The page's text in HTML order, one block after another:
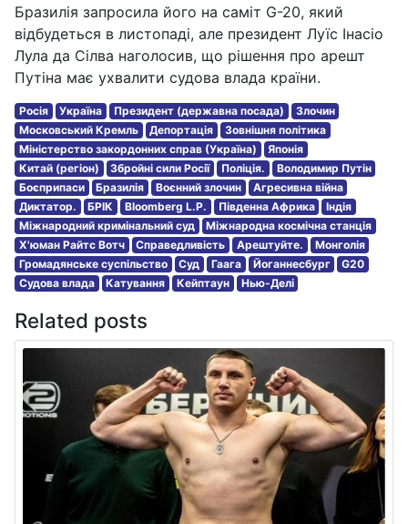
Бразилія запросила його на саміт G-20, який
відбудеться в листопаді, але президент Луїс Інасіо
Лула да Сілва наголосив, що рішення про арешт
Путіна має ухвалити судова влада країни.
Росія Україна Президент (державна посада)
Злочин
Московський Кремль
Депортація
Зовнішня політика
Міністерство закордонних справ (Україна)
Японія
Китай (регіон)
Збройні сили Росії Поліція.
Володимир Путін
Боєприпаси
Бразилія Воєнний злочин
Агресивна війна
Диктатор.
БРІК Bloomberg L.P. Південна Африка
Індія
Міжнародний кримінальний суд
Міжнародна космічна станція
Х'юман Райтс Вотч
Справедливість Арештуйте.
Монголія
Громадянське суспільство
Суд Гаага Йоганнесбург
G20
Судова влада
Катування Кейптаун Нью-Делі
Related posts